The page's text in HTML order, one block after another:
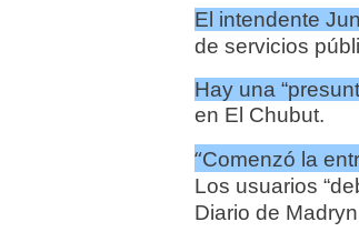
El intendente
de servicios
Hay una
en El Chubut.
“Comenzó la
Los usuarios
Diario de